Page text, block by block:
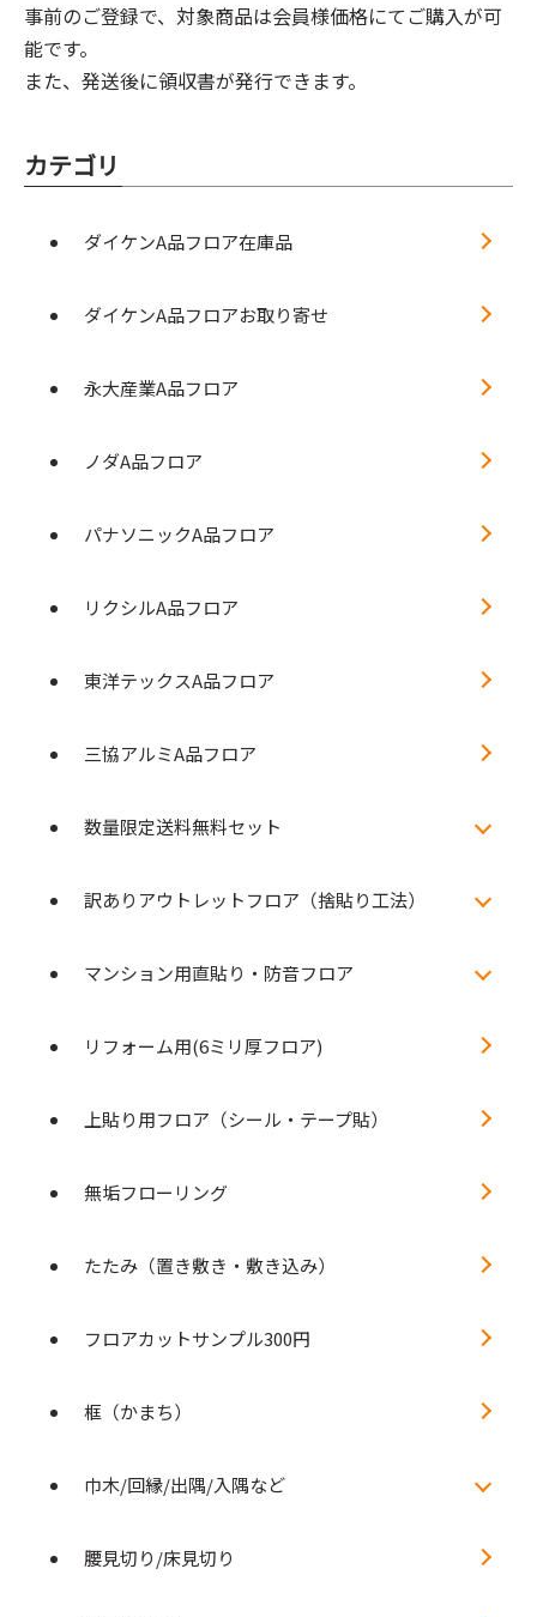
事前のご登録で、対象商品は会員様価格にてご購入が可
能です。
また、発送後に領収書が発行できます。
カテゴリ
ダイケンA品フロア在庫品
ダイケンA品フロアお取り寄せ
永大産業A品フロア
ノダA品フロア
パナソニックA品フロア
リクシルA品フロア
東洋テックスA品フロア
三協アルミA品フロア
数量限定送料無料セット
訳ありアウトレットフロア（捨貼り工法）
マンション用直貼り・防音フロア
リフォーム用(6ミリ厚フロア)
上貼り用フロア（シール・テープ貼）
無垢フローリング
たたみ（置き敷き・敷き込み）
フロアカットサンプル300円
框（かまち）
巾木/回縁/出隅/入隅など
腰見切り/床見切り